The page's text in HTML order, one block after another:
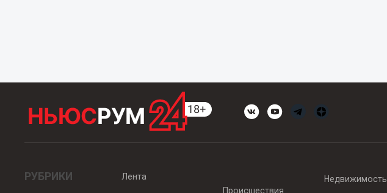
РУБРИКИ
Лента
Происшествия
Недвижимость